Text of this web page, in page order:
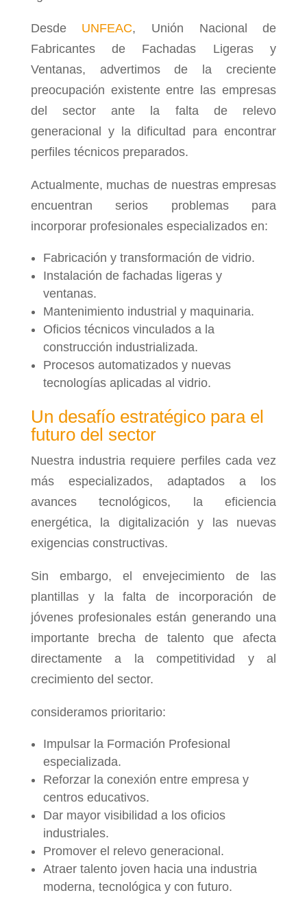
Desde UNFEAC, Unión Nacional de
Fabricantes de Fachadas Ligeras y
Ventanas, advertimos de la creciente
preocupación existente entre las empresas
del sector ante la falta de relevo
generacional y la dificultad para encontrar
perfiles técnicos preparados.
Actualmente, muchas de nuestras empresas
encuentran serios problemas para
incorporar profesionales especializados en:
Fabricación y transformación de vidrio.
Instalación de fachadas ligeras y
ventanas.
Mantenimiento industrial y maquinaria.
Oficios técnicos vinculados a la
construcción industrializada.
Procesos automatizados y nuevas
tecnologías aplicadas al vidrio.
Un desafío estratégico para el
futuro del sector
Nuestra industria requiere perfiles cada vez
más especializados, adaptados a los
avances tecnológicos, la eficiencia
energética, la digitalización y las nuevas
exigencias constructivas.
Sin embargo, el envejecimiento de las
plantillas y la falta de incorporación de
jóvenes profesionales están generando una
importante brecha de talento que afecta
directamente a la competitividad y al
crecimiento del sector.
consideramos prioritario:
Impulsar la Formación Profesional
especializada.
Reforzar la conexión entre empresa y
centros educativos.
Dar mayor visibilidad a los oficios
industriales.
Promover el relevo generacional.
Atraer talento joven hacia una industria
moderna, tecnológica y con futuro.